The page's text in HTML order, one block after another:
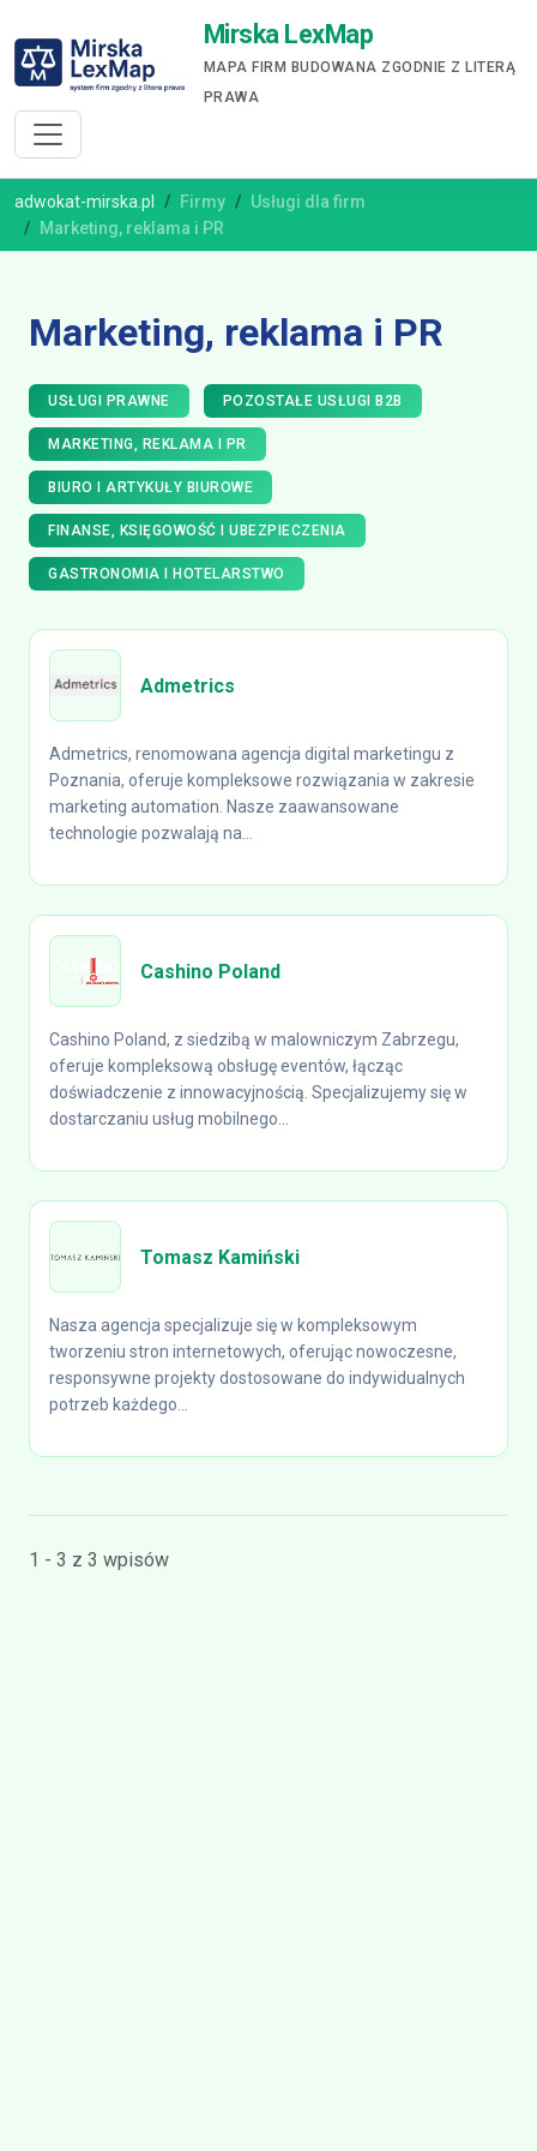
Mirska LexMap
MAPA FIRM BUDOWANA ZGODNIE Z LITERĄ
PRAWA
adwokat-mirska.pl Firmy
Usługi dla firm
Marketing, reklama i PR
Marketing, reklama i PR
USŁUGI PRAWNE POZOSTAŁE USŁUGI B2B
MARKETING, REKLAMA I PR
BIURO I ARTYKUŁY BIUROWE
FINANSE, KSIĘGOWOŚĆ I UBEZPIECZENIA
GASTRONOMIA I HOTELARSTWO
Admetrics
Admetrics, renomowana agencja digital marketingu z
Poznania, oferuje kompleksowe rozwiązania w zakresie
marketing automation. Nasze zaawansowane
technologie pozwalają na...
Cashino Poland
Cashino Poland, z siedzibą w malowniczym Zabrzegu,
oferuje kompleksową obsługę eventów, łącząc
doświadczenie z innowacyjnością. Specjalizujemy się w
dostarczaniu usług mobilnego...
Tomasz Kamiński
Nasza agencja specjalizuje się w kompleksowym
tworzeniu stron internetowych, oferując nowoczesne,
responsywne projekty dostosowane do indywidualnych
potrzeb każdego...
1 - 3 z 3 wpisów